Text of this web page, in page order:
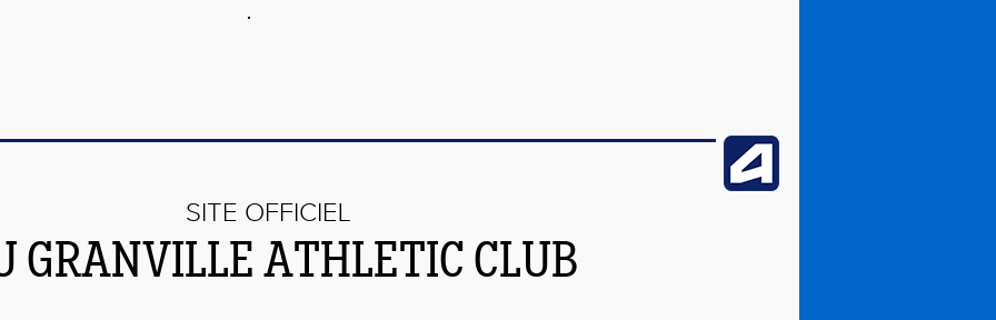
SITE OFFICIEL
GRANVILLE ATHLETIC CLUB